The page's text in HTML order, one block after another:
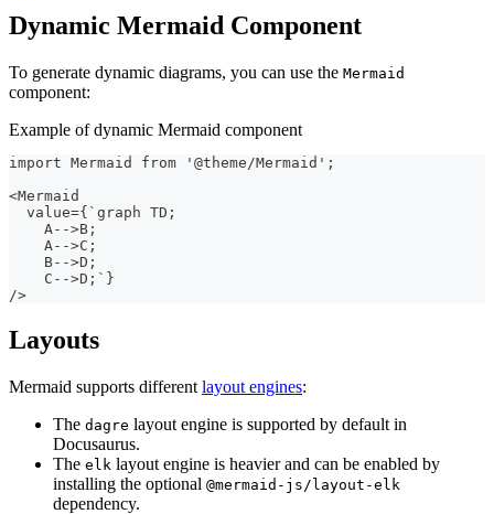
Dynamic Mermaid Component
To generate dynamic diagrams, you can use the Mermaid
component:
Example of dynamic Mermaid component
import Mermaid from '@theme/Mermaid';
<Mermaid
  value={`graph TD;
    A-->B;
    A-->C;
    B-->D;
    C-->D;`}
/>
Layouts
Mermaid supports different layout engines:
The dagre layout engine is supported by default in
Docusaurus.
The elk layout engine is heavier and can be enabled by
installing the optional @mermaid-js/layout-elk
dependency.